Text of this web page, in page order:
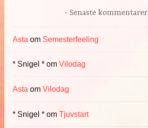
Senaste kommentarer
Asta om Semesterfeeling
* Snigel * omVilodag
Asta omVilodag
* Snigel * omTjuvstart